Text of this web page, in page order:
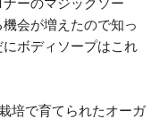
ーのマジックソー
会が増えたので知っ
ボディソープはこれ
培で育てられたオーガ